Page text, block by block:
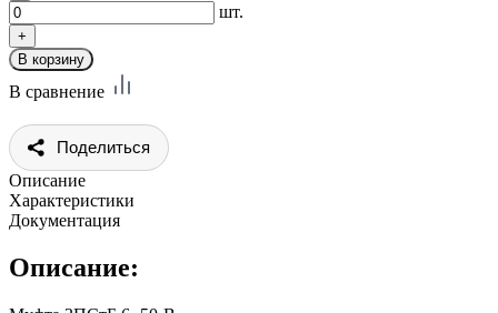
шт.
В сравнение
Поделиться
Описание
Характеристики
Документация
Описание: